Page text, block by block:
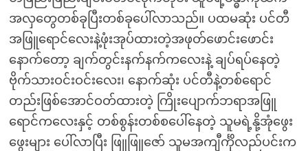
အလှတွေတစ်ခုပြီးတစ်ခုပေါ်လာသည်။ ပထမဆုံး ပင်တီ
အဖြူရောင်လေးနဲ့ဖုံးအုပ်ထားတဲ့အဖုတ်ဖောင်းဖောင်း
နောက်တော့ ချက်တွင်းနက်နက်ကလေးနဲ့ ချပ်ရပ်နေတဲ့
ဗိုက်သားဝင်းဝင်းလေး၊ နောက်ဆုံး ပင်တီနဲ့တစ်ရောင်
တည်းဖြစ်အောင်ဝတ်ထားတဲ့ ကြိုးပျောက်ဘရာအဖြူ
ရောင်ကလေးနှင့် တစ်စွန်းတစ်စပေါ်နေတဲ့ သူမရဲ့နို့အုံဖွေး
ဖွေးများ ပေါ်လာပြီး ဖြူဖြူဇော် သူမအကျီင်္ကိုလည်ပင်းက